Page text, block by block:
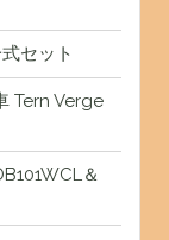
セット
Tern Verge
＆